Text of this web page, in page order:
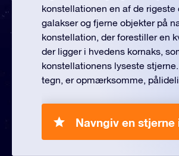
konstellationen en af de
galakser og fjerne objekter på
konstellation, der forestiller en
der ligger i hvedens kornaks,
konstellationens lyseste
tegn, er opmærksomme,
Navngiv en stjerne